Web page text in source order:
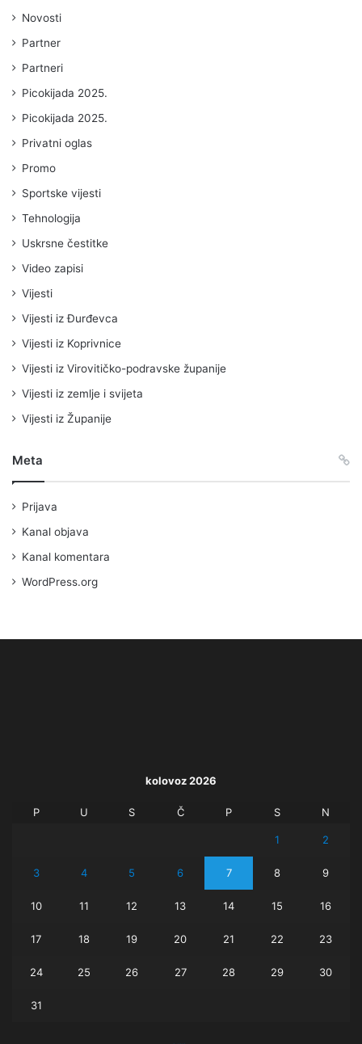
Novosti
Partner
Partneri
Picokijada 2025.
Picokijada 2025.
Privatni oglas
Promo
Sportske vijesti
Tehnologija
Uskrsne čestitke
Video zapisi
Vijesti
Vijesti iz Đurđevca
Vijesti iz Koprivnice
Vijesti iz Virovitičko-podravske županije
Vijesti iz zemlje i svijeta
Vijesti iz Županije
Meta
Prijava
Kanal objava
Kanal komentara
WordPress.org
kolovoz 2026
P U S Č P S N
1 2
3 4 5 6 7 8 9
10 11 12 13 14 15 16
17 18 19 20 21 22 23
24 25 26 27 28 29 30
31